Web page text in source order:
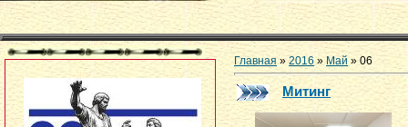
Главная »2016 » Май » 06
Митинг